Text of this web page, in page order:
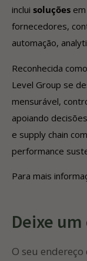
inclui soluções
fornecedores,
automação,
Reconhecida
Level Group se
mensurável,
apoiando
e supply chain
performance
Para mais
Deixe
O seu